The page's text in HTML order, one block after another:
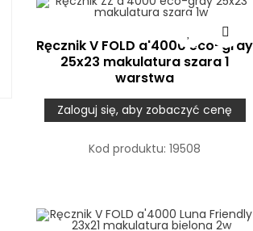
Ręcznik V FOLD a'4000 eco-gray
25x23 makulatura szara 1
warstwa
Zaloguj się, aby zobaczyć cenę
Kod produktu: 19508